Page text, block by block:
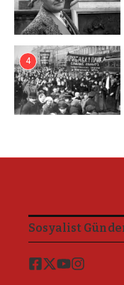
4
Sosyalist